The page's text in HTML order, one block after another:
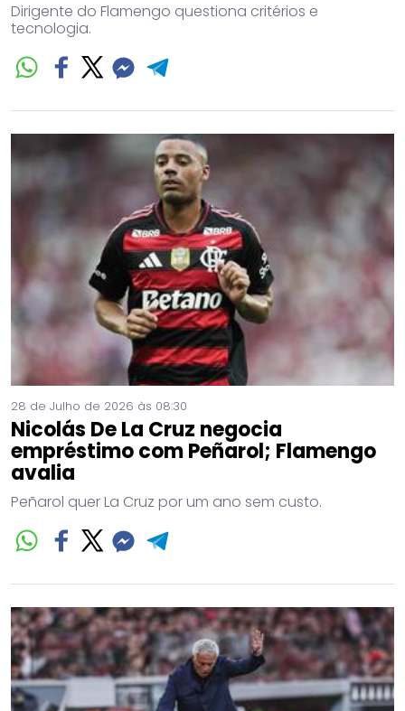
Dirigente do Flamengo questiona critérios e
tecnologia.
28 de Julho de 2026 às 08:30
Nicolás De La Cruz negocia
empréstimo com Peñarol; Flamengo
avalia
Peñarol quer La Cruz por um ano sem custo.